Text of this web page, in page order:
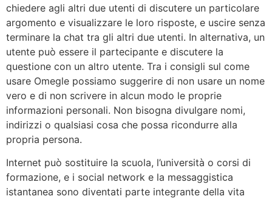
chiedere agli altri due utenti di discutere un particolare
argomento e visualizzare le loro risposte, e uscire senza
terminare la chat tra gli altri due utenti. In alternativa, un
utente può essere il partecipante e discutere la
questione con un altro utente. Tra i consigli sul come
usare Omegle possiamo suggerire di non usare un nome
vero e di non scrivere in alcun modo le proprie
informazioni personali. Non bisogna divulgare nomi,
indirizzi o qualsiasi cosa che possa ricondurre alla
propria persona.
Internet può sostituire la scuola, l’università o corsi di
formazione, e i social network e la messaggistica
istantanea sono diventati parte integrante della vita